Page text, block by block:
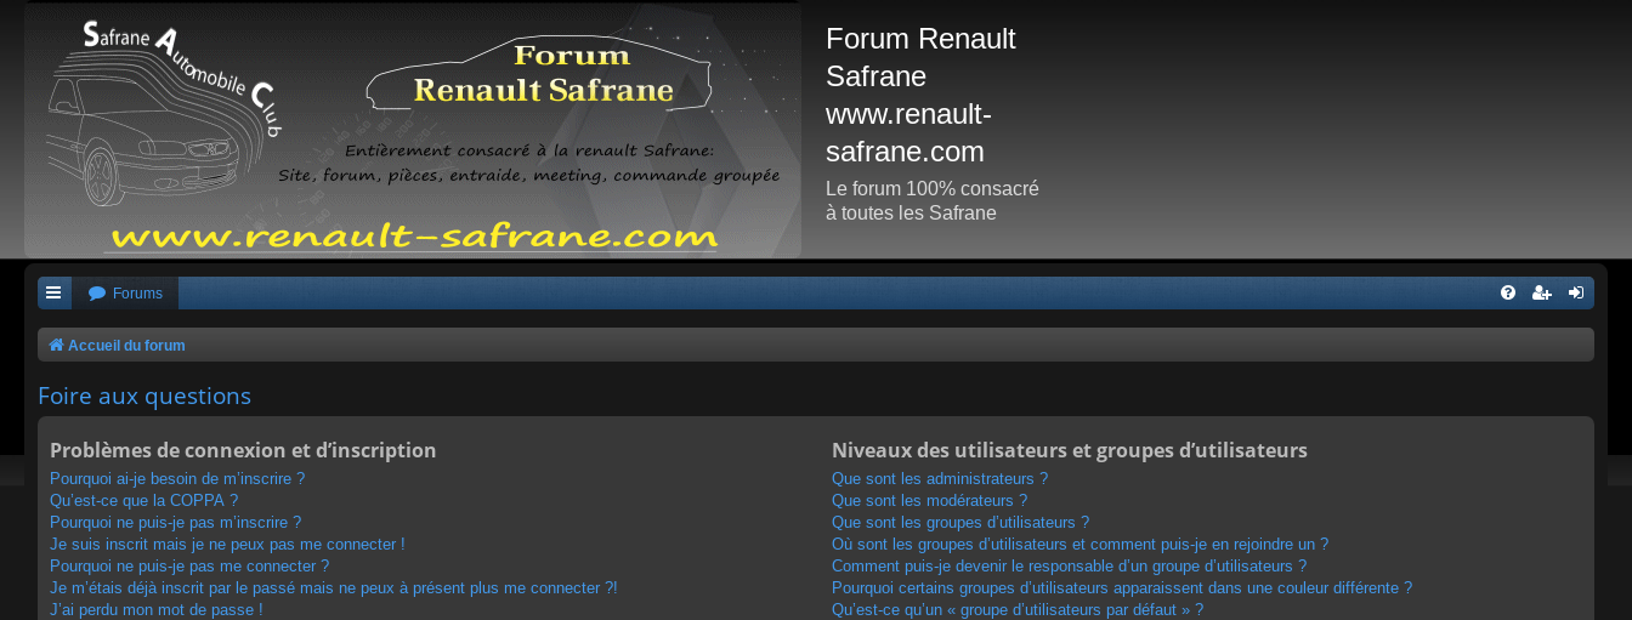
Forum Renault
Safrane
www.renault-
safrane.com
Le forum 100% consacré
à toutes les Safrane
Forums
Accueil du forum
Foire aux questions
Problèmes de connexion et d’inscription
Pourquoi ai-je besoin de m’inscrire ?
Qu’est-ce que la COPPA ?
Pourquoi ne puis-je pas m’inscrire ?
Je suis inscrit mais je ne peux pas me connecter !
Pourquoi ne puis-je pas me connecter ?
Je m’étais déjà inscrit par le passé mais ne peux à présent plus me connecter ?!
J’ai perdu mon mot de passe !
Niveaux des utilisateurs et groupes d’utilisateurs
Que sont les administrateurs ?
Que sont les modérateurs ?
Que sont les groupes d’utilisateurs ?
Où sont les groupes d’utilisateurs et comment puis-je en rejoindre un ?
Comment puis-je devenir le responsable d’un groupe d’utilisateurs ?
Pourquoi certains groupes d’utilisateurs apparaissent dans une couleur différente ?
Qu’est-ce qu’un « groupe d’utilisateurs par défaut » ?